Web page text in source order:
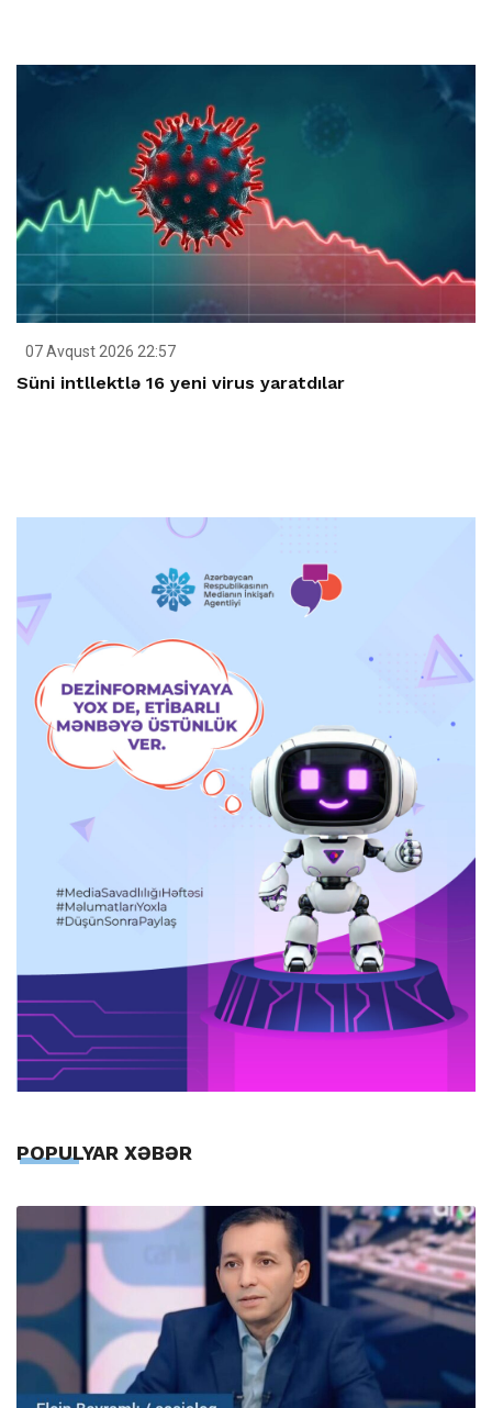
07 Avqust 2026 22:57
Süni intllektlə 16 yeni virus yaratdılar
POPULYAR XƏBƏR